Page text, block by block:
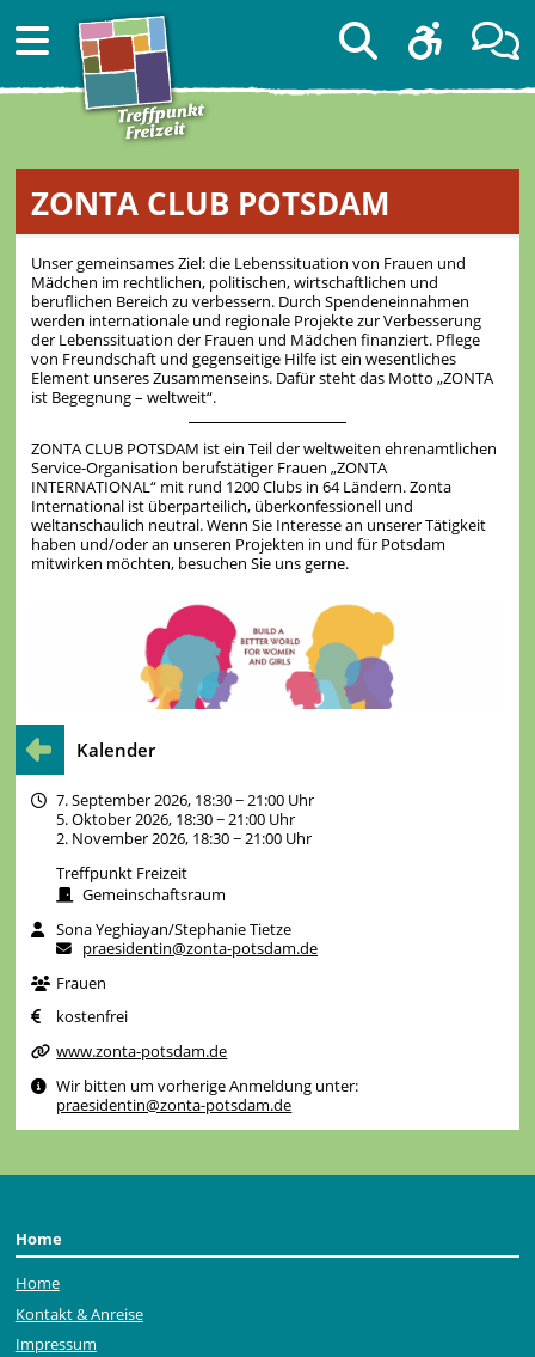
ZONTA CLUB POTSDAM
Unser gemeinsames Ziel: die Lebenssituation von Frauen und
Mädchen im rechtlichen, politischen, wirtschaftlichen und
beruflichen Bereich zu verbessern. Durch Spendeneinnahmen
werden internationale und regionale Projekte zur Verbesserung
der Lebenssituation der Frauen und Mädchen finanziert. Pflege
von Freundschaft und gegenseitige Hilfe ist ein wesentliches
Element unseres Zusammenseins. Dafür steht das Motto „ZONTA
ist Begegnung – weltweit“.
ZONTA CLUB POTSDAM ist ein Teil der weltweiten ehrenamtlichen
Service-Organisation berufstätiger Frauen „ZONTA
INTERNATIONAL“ mit rund 1200 Clubs in 64 Ländern. Zonta
International ist überparteilich, überkonfessionell und
weltanschaulich neutral. Wenn Sie Interesse an unserer Tätigkeit
haben und/oder an unseren Projekten in und für Potsdam
mitwirken möchten, besuchen Sie uns gerne.
Kalender
7. September 2026, 18:30 − 21:00 Uhr
5. Oktober 2026, 18:30 − 21:00 Uhr
2. November 2026, 18:30 − 21:00 Uhr
Treffpunkt Freizeit
Gemeinschaftsraum
Sona Yeghiayan/Stephanie Tietze
praesidentin@zonta-potsdam.de
Frauen
kostenfrei
www.zonta-potsdam.de
Wir bitten um vorherige Anmeldung unter:
praesidentin@zonta-potsdam.de
Home
Home
Kontakt & Anreise
Impressum